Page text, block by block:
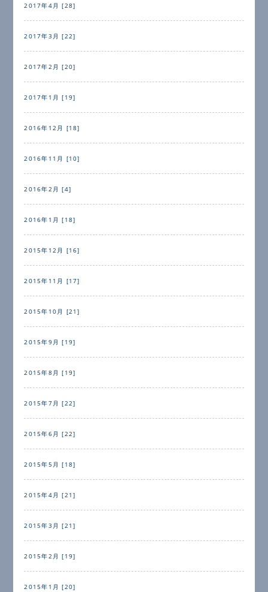
2017年4月 [28]
2017年3月 [22]
2017年2月 [20]
2017年1月 [19]
2016年12月 [18]
2016年11月 [10]
2016年2月 [4]
2016年1月 [18]
2015年12月 [16]
2015年11月 [17]
2015年10月 [21]
2015年9月 [19]
2015年8月 [19]
2015年7月 [22]
2015年6月 [22]
2015年5月 [18]
2015年4月 [21]
2015年3月 [21]
2015年2月 [19]
2015年1月 [20]